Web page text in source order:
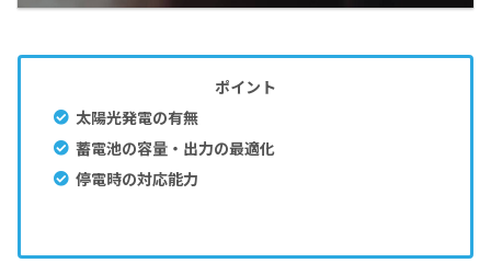
ポイント
太陽光発電の有無
蓄電池の容量・出力の最適化
停電時の対応能力